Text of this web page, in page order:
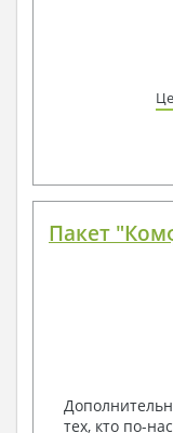
Пакет
тех, кто по-